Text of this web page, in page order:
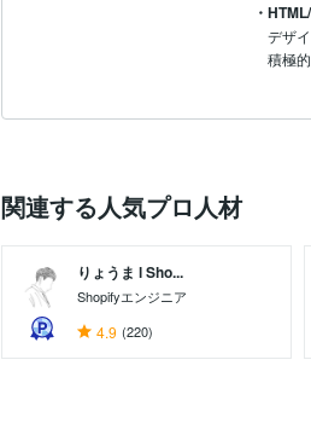
・
デザ
積極
関連する人気プロ人材
りょうま l Sho...
Shopifyエンジニア
4.9 (220)